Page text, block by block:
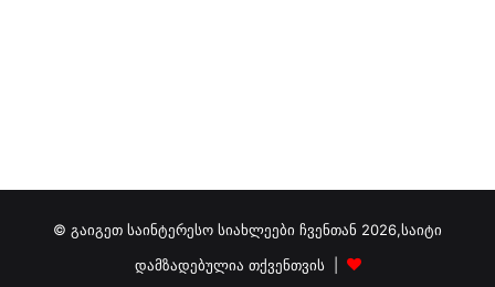
© გაიგეთ საინტერესო სიახლეები ჩვენთან 2026,საიტი
დამზადებულია თქვენთვის |